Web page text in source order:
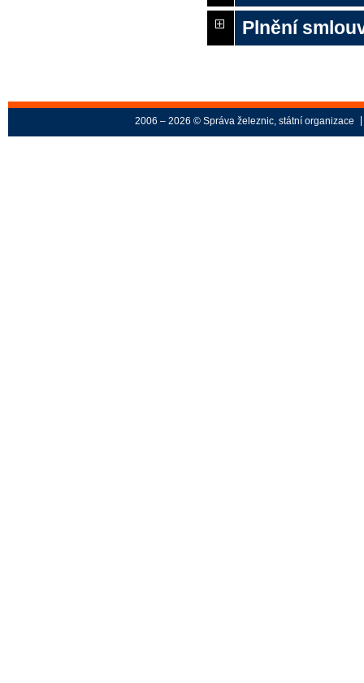
Plnění
2006 – 2026 © Správa železnic, státní organizace